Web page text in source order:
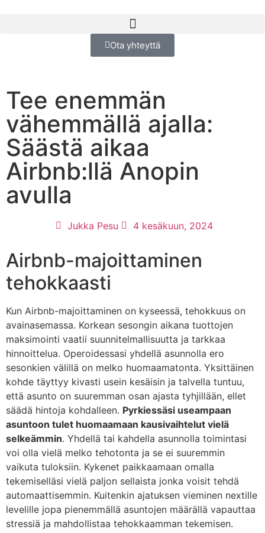
Ota yhteyttä
Tee enemmän
vähemmällä ajalla:
Säästä aikaa
Airbnb:llä Anopin
avulla
Jukka Pesu 4 kesäkuun, 2024
Airbnb-majoittaminen
tehokkaasti
Kun Airbnb-majoittaminen on kyseessä, tehokkuus on
avainasemassa. Korkean sesongin aikana tuottojen
maksimointi vaatii suunnitelmallisuutta ja tarkkaa
hinnoittelua. Operoidessasi yhdellä asunnolla ero
sesonkien välillä on melko huomaamatonta. Yksittäinen
kohde täyttyy kivasti usein kesäisin ja talvella tuntuu,
että asunto on suuremman osan ajasta tyhjillään, ellet
säädä hintoja kohdalleen. Pyrkiessäsi useampaan
asuntoon tulet huomaamaan kausivaihtelut vielä
selkeämmin. Yhdellä tai kahdella asunnolla toimintasi
voi olla vielä melko tehotonta ja se ei suuremmin
vaikuta tuloksiin. Kykenet paikkaamaan omalla
tekemiselläsi vielä paljon sellaista jonka voisit tehdä
automaattisemmin. Kuitenkin ajatuksen vieminen nextille
levelille jopa pienemmällä asuntojen määrällä vapauttaa
stressiä ja mahdollistaa tehokkaamman tekemisen.